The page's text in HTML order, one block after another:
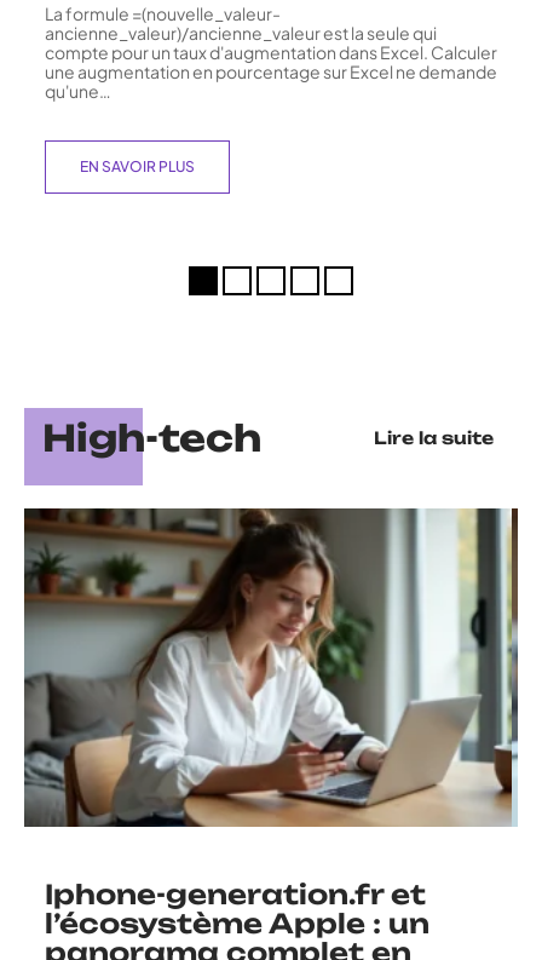
La formule =(nouvelle_valeur-
ancienne_valeur)/ancienne_valeur est la seule qui
compte pour un taux d'augmentation dans Excel. Calculer
une augmentation en pourcentage sur Excel ne demande
qu'une…
EN SAVOIR PLUS
High-tech Lire la suite
Iphone-generation.fr et
l’écosystème Apple : un
panorama complet en